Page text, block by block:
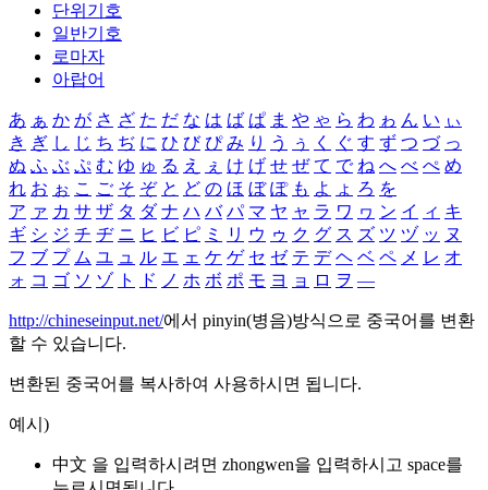
단위기호
일반기호
로마자
아랍어
あ ぁ か が さ ざ た だ な は ば ぱ ま や ゃ ら わ ゎ ん い ぃ
き ぎ し じ ち ぢ に ひ び ぴ み り う ぅ く ぐ す ず つ づ っ
ぬ ふ ぶ ぷ む ゆ ゅ る え ぇ け げ せ ぜ て で ね へ べ ぺ め
れ お ぉ こ ご そ ぞ と ど の ほ ぼ ぽ も よ ょ ろ を
ア ァ カ サ ザ タ ダ ナ ハ バ パ マ ヤ ャ ラ ワ ヮ ン イ ィ キ
ギ シ ジ チ ヂ ニ ヒ ビ ピ ミ リ ウ ゥ ク グ ス ズ ツ ヅ ッ ヌ
フ ブ プ ム ユ ュ ル エ ェ ケ ゲ セ ゼ テ デ ヘ ベ ペ メ レ オ
ォ コ ゴ ソ ゾ ト ド ノ ホ ボ ポ モ ヨ ョ ロ ヲ ―
http://chineseinput.net/에서 pinyin(병음)방식으로 중국어를 변환
할 수 있습니다.
변환된 중국어를 복사하여 사용하시면 됩니다.
예시)
中文 을 입력하시려면 zhongwen을 입력하시고 space를